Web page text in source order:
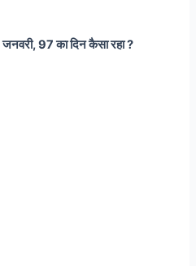
जनवरी, 97 का दिन कैसा रहा ?